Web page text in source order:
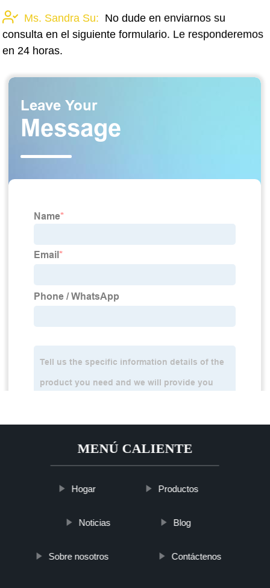
Ms. Sandra Su: No dude en enviarnos su
consulta en el siguiente formulario. Le responderemos
en 24 horas.
MENÚ CALIENTE
Hogar Productos
Noticias Blog
Sobre nosotros Contáctenos